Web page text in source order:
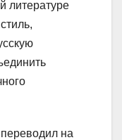
литературе
на